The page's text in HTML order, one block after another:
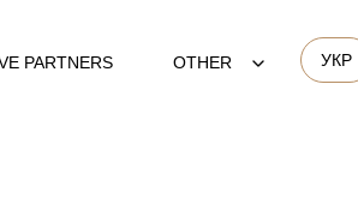
PARTNERS OTHER УКР